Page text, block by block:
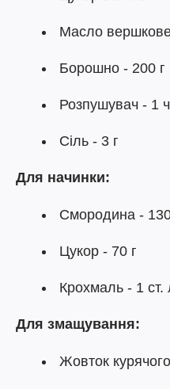
Масло
Борошно - 200 г
Розпушувач - 1
Сіль - 3 г
Для начинки:
Смородина -
Цукор - 70 г
Крохмаль - 1 ст.
Для змащування:
Жовток